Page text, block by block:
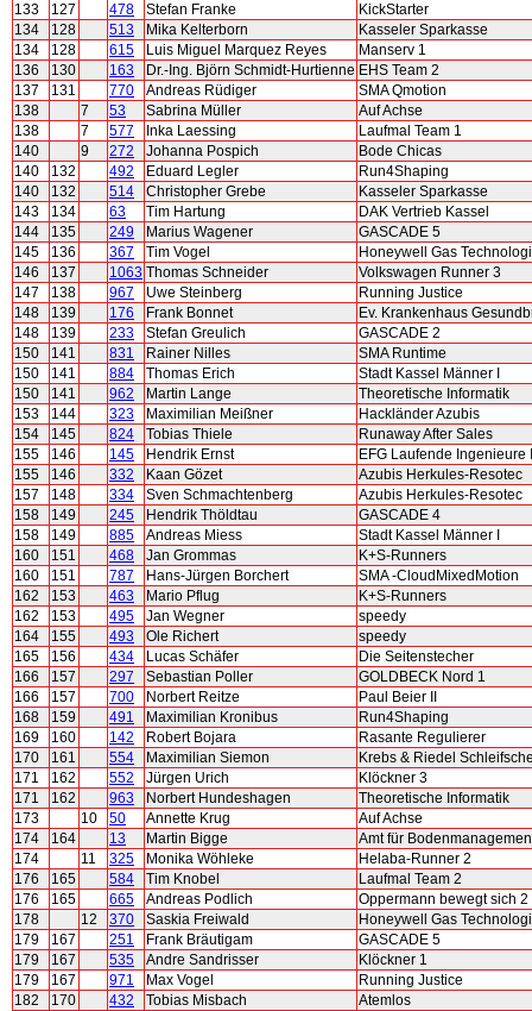
133
127 478 Stefan Franke
KickStarter
134
128 513 Mika Kelterborn
Kasseler Sparkasse
134
128 615 Luis Miguel Marquez Reyes
Manserv 1
136
130 163 Dr.-Ing. Björn Schmidt-Hurtienne EHS Team 2
137
131 770 Andreas Rüdiger
SMA Qmotion
138
7 53 Sabrina Müller
Auf Achse
138
7 577 Inka Laessing
Laufmal Team 1
140
9 272 Johanna Pospich
Bode Chicas
140
132 492 Eduard Legler
Run4Shaping
140
132 514 Christopher Grebe
Kasseler Sparkasse
143
134 63 Tim Hartung
DAK Vertrieb Kassel
144
135 249 Marius Wagener
GASCADE 5
145
136 367 Tim Vogel
Honeywell Gas
146
137 1063 Thomas Schneider
Volkswagen Runner 3
147
138 967 Uwe Steinberg
Running Justice
148
139 176 Frank Bonnet
Ev. Krankenhaus
148
139 233 Stefan Greulich
GASCADE 2
150
141 831 Rainer Nilles
SMA Runtime
150
141 884 Thomas Erich
Stadt Kassel Männer I
150
141 962 Martin Lange
Theoretische Informatik
153
144 323 Maximilian Meißner
Hackländer Azubis
154
145 824 Tobias Thiele
Runaway After Sales
155
146 145 Hendrik Ernst
EFG Laufende Ingenieure I
155
146 332 Kaan Gözet
Azubis Herkules-Resotec
157
148 334 Sven Schmachtenberg
Azubis Herkules-Resotec
158
149 245 Hendrik Thöldtau
GASCADE 4
158
149 885 Andreas Miess
Stadt Kassel Männer I
160
151 468 Jan Grommas
K+S-Runners
160
151 787 Hans-Jürgen Borchert
SMA -CloudMixedMotion
162
153 463 Mario Pflug
K+S-Runners
162
153 495 Jan Wegner
speedy
164
155 493 Ole Richert
speedy
165
156 434 Lucas Schäfer
Die Seitenstecher
166
157 297 Sebastian Poller
GOLDBECK Nord 1
166
157 700 Norbert Reitze
Paul Beier II
168
159 491 Maximilian Kronibus
Run4Shaping
169
160 142 Robert Bojara
Rasante Regulierer
170
161 554 Maximilian Siemon
Krebs & Riedel
171
162 552 Jürgen Urich
Klöckner 3
171
162 963 Norbert Hundeshagen
Theoretische Informatik
173
10 50 Annette Krug
Auf Achse
174
164 13 Martin Bigge
Amt für
174
11 325 Monika Wöhleke
Helaba-Runner 2
176
165 584 Tim Knobel
Laufmal Team 2
176
165 665 Andreas Podlich
Oppermann bewegt sich 2
178
12 370 Saskia Freiwald
Honeywell Gas
179
167 251 Frank Bräutigam
GASCADE 5
179
167 535 Andre Sandrisser
Klöckner 1
179
167 971 Max Vogel
Running Justice
182
170 432 Tobias Misbach
Atemlos